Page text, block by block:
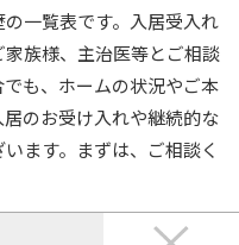
一覧表です。入居受入れ
族様、主治医等とご相談
も、ホームの状況やご本
のお受け入れや継続的な
ます。まずは、ご相談く